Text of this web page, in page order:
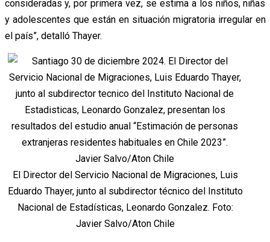
consideradas y, por primera vez, se estima a los niños, niñas
y adolescentes que están en situación migratoria irregular en
el país”, detalló Thayer.
El Director del Servicio Nacional de Migraciones, Luis
Eduardo Thayer, junto al subdirector técnico del Instituto
Nacional de Estadísticas, Leonardo Gonzalez. Foto:
Javier Salvo/Aton Chile